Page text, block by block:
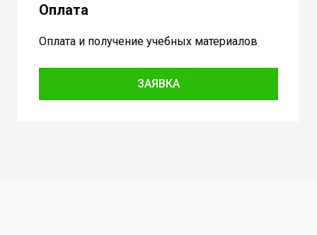
Оплата
Оплата и получение учебных материалов
ЗАЯВКА